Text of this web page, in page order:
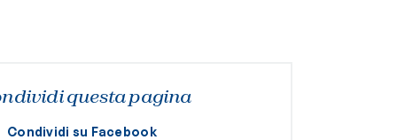
questa pagina
Condividi su Facebook